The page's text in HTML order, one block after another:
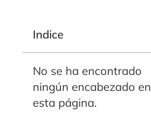
Indice
No se ha encontrado
ningún encabezado en
esta página.